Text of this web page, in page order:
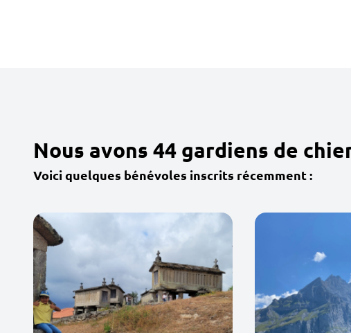
Nous avons 44 gardiens de
Voici quelques bénévoles inscrits récemment :